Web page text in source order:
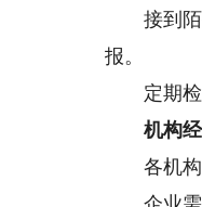
接到陌生
报。
定期检查
机构
各机构应